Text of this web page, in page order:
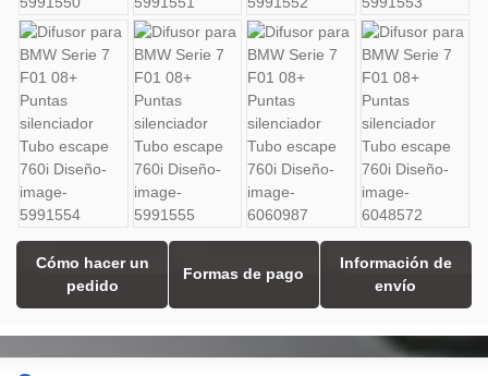
Cómo hacer un
pedido
Formas de pago
Información de
envío